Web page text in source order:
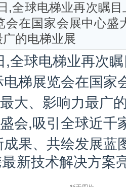
,全球电梯业再次瞩
会在国家会展中心盛
的电梯业展
全球电梯业再次
梯展览会在国家
大、影响力最广
会,吸引全球近千
果、共绘发展蓝
新技术解决方案